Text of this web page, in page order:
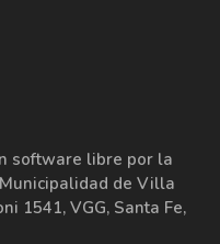
software libre por la
de Villa
1541, VGG, Santa Fe,